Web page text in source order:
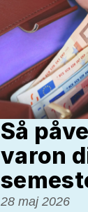
Så
varon
28 maj 2026